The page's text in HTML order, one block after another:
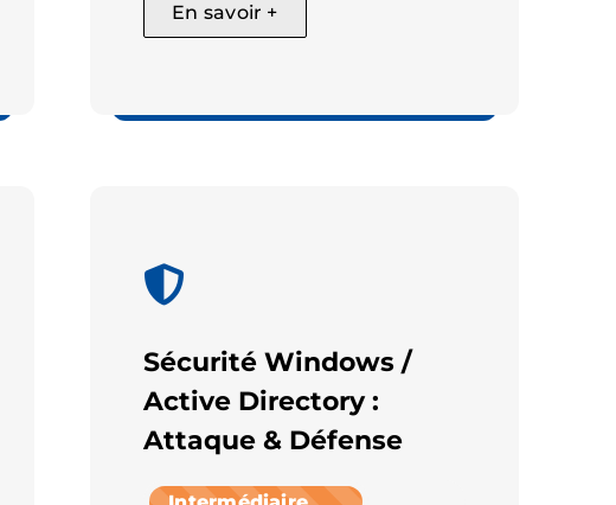
En savoir +
Sécurité Windows /
Active Directory :
Attaque & Défense